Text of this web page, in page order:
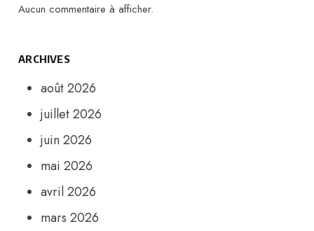
Aucun commentaire à afficher.
ARCHIVES
août 2026
juillet 2026
juin 2026
mai 2026
avril 2026
mars 2026